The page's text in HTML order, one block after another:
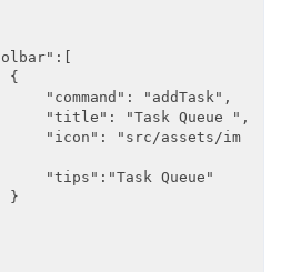
"addTask",
Queue ",
assets/im
Queue"